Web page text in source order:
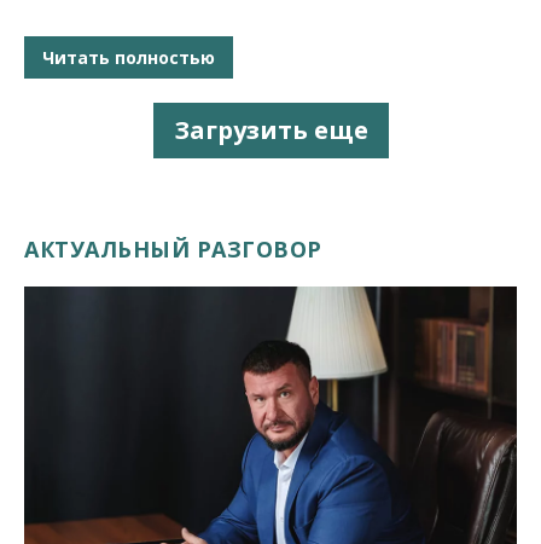
Читать полностью
Загрузить еще
АКТУАЛЬНЫЙ РАЗГОВОР